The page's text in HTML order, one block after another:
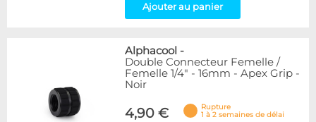
Ajouter au panier
Alphacool -
Double Connecteur Femelle /
Femelle 1/4" - 16mm - Apex Grip -
Noir
4,90 €
Rupture
1 à 2 semaines de délai